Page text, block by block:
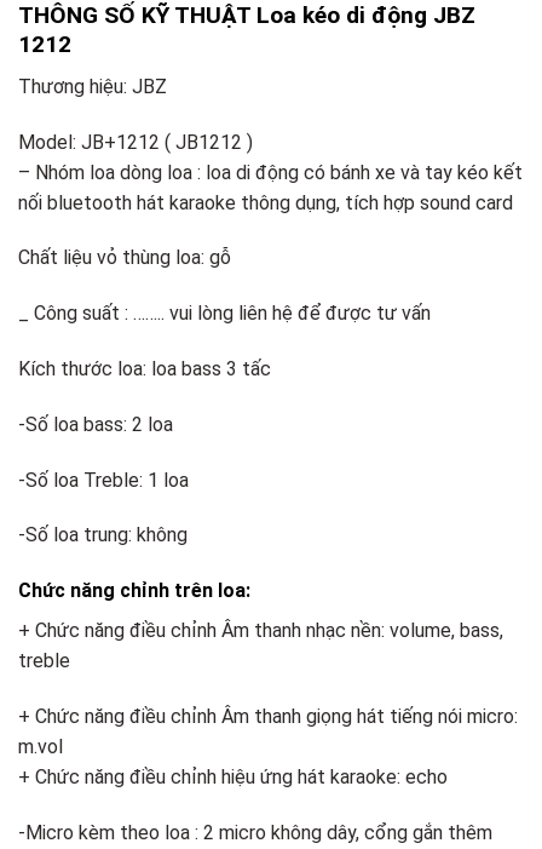
THÔNG SỐ KỸ THUẬT Loa kéo di động JBZ
1212
Thương hiệu: JBZ
Model: JB+1212 ( JB1212 )
– Nhóm loa dòng loa : loa di động có bánh xe và tay kéo kết
nối bluetooth hát karaoke thông dụng, tích hợp sound card
Chất liệu vỏ thùng loa: gỗ
_ Công suất : …….. vui lòng liên hệ để được tư vấn
Kích thước loa: loa bass 3 tấc
-Số loa bass: 2 loa
-Số loa Treble: 1 loa
-Số loa trung: không
Chức năng chỉnh trên loa:
+ Chức năng điều chỉnh Âm thanh nhạc nền: volume, bass,
treble
+ Chức năng điều chỉnh Âm thanh giọng hát tiếng nói micro:
m.vol
+ Chức năng điều chỉnh hiệu ứng hát karaoke: echo
-Micro kèm theo loa : 2 micro không dây, cổng gắn thêm